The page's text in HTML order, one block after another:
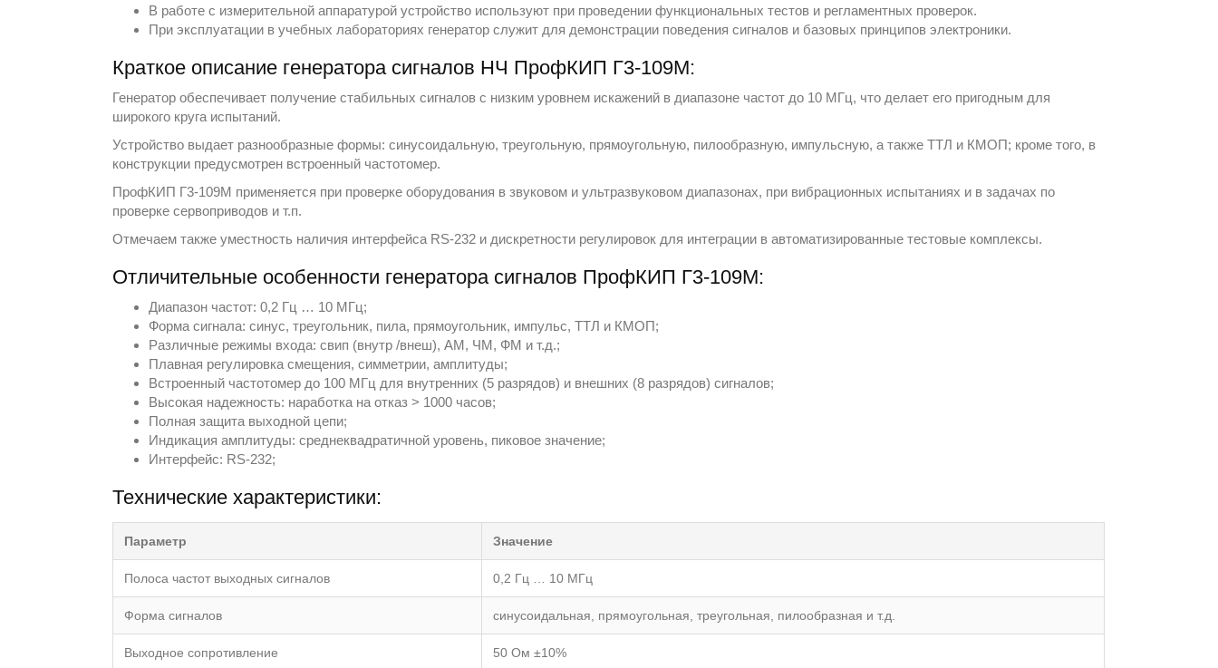
В работе с измерительной аппаратурой устройство используют при проведении функциональных тестов и регламентных проверок.
При эксплуатации в учебных лабораториях генератор служит для демонстрации поведения сигналов и базовых принципов электроники.
Краткое описание генератора сигналов НЧ ПрофКИП Г3-109М:
Генератор обеспечивает получение стабильных сигналов с низким уровнем искажений в диапазоне частот до 10 МГц, что делает его пригодным для
широкого круга испытаний.
Устройство выдает разнообразные формы: синусоидальную, треугольную, прямоугольную, пилообразную, импульсную, а также ТТЛ и КМОП; кроме того, в
конструкции предусмотрен встроенный частотомер.
ПрофКИП Г3-109М применяется при проверке оборудования в звуковом и ультразвуковом диапазонах, при вибрационных испытаниях и в задачах по
проверке сервоприводов и т.п.
Отмечаем также уместность наличия интерфейса RS-232 и дискретности регулировок для интеграции в автоматизированные тестовые комплексы.
Отличительные особенности генератора сигналов ПрофКИП Г3-109М:
Диапазон частот: 0,2 Гц … 10 МГц;
Форма сигнала: синус, треугольник, пила, прямоугольник, импульс, ТТЛ и КМОП;
Различные режимы входа: свип (внутр /внеш), АМ, ЧМ, ФМ и т.д.;
Плавная регулировка смещения, симметрии, амплитуды;
Встроенный частотомер до 100 МГц для внутренних (5 разрядов) и внешних (8 разрядов) сигналов;
Высокая надежность: наработка на отказ > 1000 часов;
Полная защита выходной цепи;
Индикация амплитуды: среднеквадратичной уровень, пиковое значение;
Интерфейс: RS-232;
Технические характеристики:
Параметр Значение
Полоса частот выходных сигналов 0,2 Гц … 10 МГц
Форма сигналов синусоидальная, прямоугольная, треугольная, пилообразная и т.д.
Выходное сопротивление 50 Ом ±10%